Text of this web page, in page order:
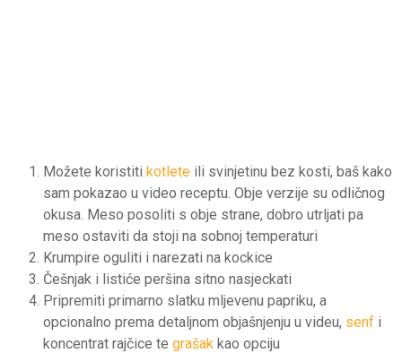
Možete koristiti kotlete ili svinjetinu bez kosti, baš kako
sam pokazao u video receptu. Obje verzije su odličnog
okusa. Meso posoliti s obje strane, dobro utrljati pa
meso ostaviti da stoji na sobnoj temperaturi
Krumpire oguliti i narezati na kockice
Češnjak i listiće peršina sitno nasjeckati
Pripremiti primarno slatku mljevenu papriku, a
opcionalno prema detaljnom objašnjenju u videu, senf i
koncentrat rajčice te grašak kao opciju